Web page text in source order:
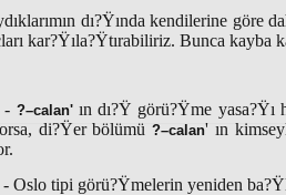
dı?Ÿında kendilerine
kar?Ÿıla?Ÿtırabiliriz. Bunca kayba
- ?–calan'ın dı?Ÿ görü?Ÿme
di?Ÿer bölümü?–calan' ın
- Oslo tipi görü?Ÿmelerin yeniden